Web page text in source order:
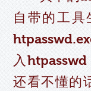
自带的工
入htpasswd
还看不懂的